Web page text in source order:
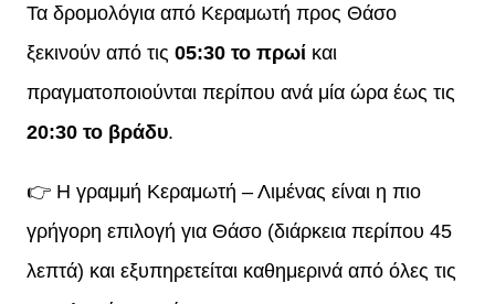
Τα δρομολόγια από Κεραμωτή προς Θάσο
ξεκινούν από τις 05:30 το πρωί και
πραγματοποιούνται περίπου ανά μία ώρα έως τις
20:30 το βράδυ.
👉 Η γραμμή Κεραμωτή – Λιμένας είναι η πιο
γρήγορη επιλογή για Θάσο (διάρκεια περίπου 45
λεπτά) και εξυπηρετείται καθημερινά από όλες τις